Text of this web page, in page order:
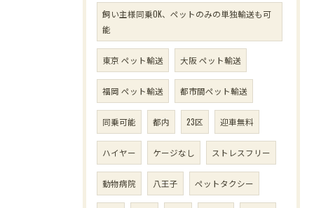
飼い主様同乗OK、ペットのみの単独輸送も可
能
東京 ペット輸送 大阪 ペット輸送
福岡 ペット輸送 都市間ペット輸送
同乗可能 都内 23区 迎車無料
ハイヤー ケージなし ストレスフリー
動物病院 八王子 ペットタクシー